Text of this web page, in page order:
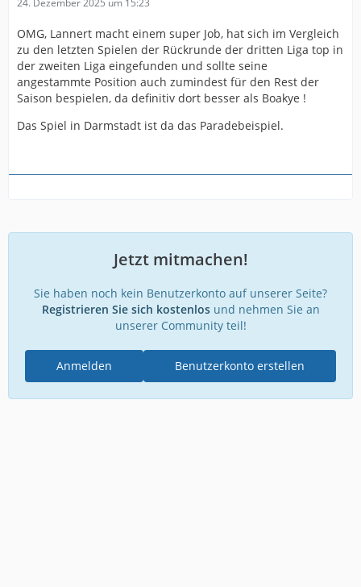
24. Dezember 2025 um 15:23
OMG, Lannert macht einem super Job, hat sich im Vergleich
zu den letzten Spielen der Rückrunde der dritten Liga top in
der zweiten Liga eingefunden und sollte seine
angestammte Position auch zumindest für den Rest der
Saison bespielen, da definitiv dort besser als Boakye !
Das Spiel in Darmstadt ist da das Paradebeispiel.
Jetzt mitmachen!
Sie haben noch kein Benutzerkonto auf unserer Seite?
Registrieren Sie sich kostenlosund nehmen Sie an
unserer Community teil!
Benutzerkonto erstellen
Anmelden